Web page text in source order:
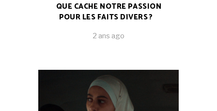
QUE CACHE NOTRE PASSION
POUR LES FAITS DIVERS ?
2 ans ago